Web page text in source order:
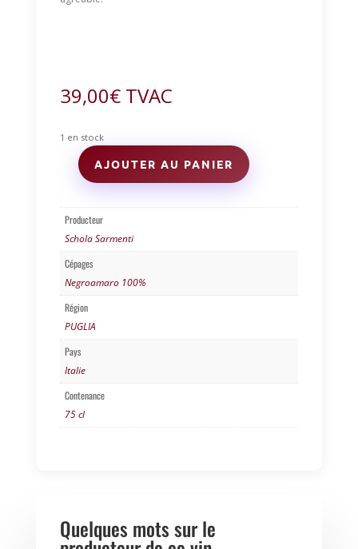
39,00€ TVAC
1 en stock
quantité
24
Metodo
Classico
Brut
Rosé
-
SCHOLA
SARMENTI
AJOUTER AU PANIER
Producteur
Schola Sarmenti
Cépages
Negroamaro 100%
Région
PUGLIA
Pays
Italie
Contenance
75 cl
Quelques mots sur le